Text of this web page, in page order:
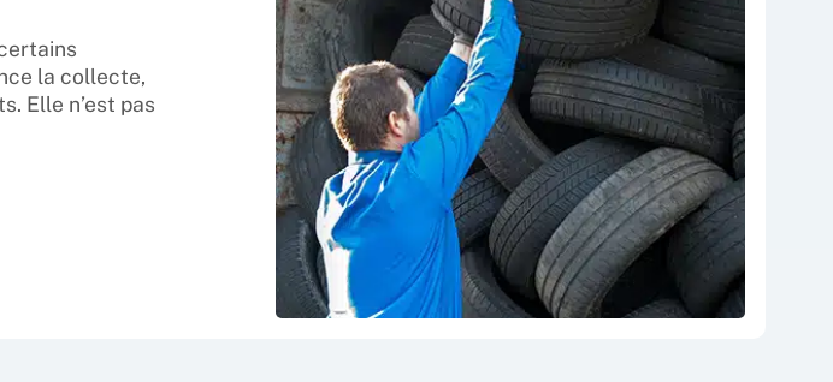
contribution qu’ils peuvent régler par virement bancaire ou, pour les
contributions, par carte bancaire
déjà un compte producteur, je fais ma déclaration sur Aliabase
n’ai pas encore de compte producteur,je contacte Aliapurpour plus
sur la déclaration.
la collecte,
Elle n’est pas